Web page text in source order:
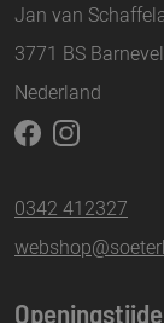
Jan van
3771 BS
Nederland
0342 412327